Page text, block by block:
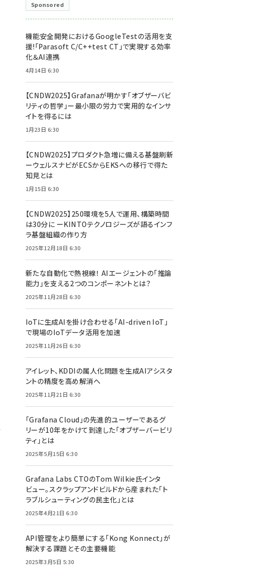
Sponsored
機能安全開発におけるGoogleTestの活用を支
援!「Parasoft C/C++test CT」で実現する効率
化＆AI連携
4月14日 6:30
【CNDW2025】Grafanaが明かす「オブザーバビ
リティの哲学」ー最小限の労力で実用的なインサ
イトを得るには
1月23日 6:30
【CNDW2025】プロダクト急増に備える基盤刷新
ーウェルスナビがECSからEKSへの移行で得た
知見とは
1月15日 6:30
【CNDW2025】250環境を5人で運用、構築時間
は30分に ーKINTOテクノロジーズが語るインフ
ラ基盤組織の作り方
2025年12月18日 6:30
新たな自動化で熱視線！ AIエージェントの「推論
能力」を支える2つのコンポーネントとは？
2025年11月28日 6:30
IoTに生成AIを掛け合わせる「AI-driven IoT」
で現場のIoTデータ活用を加速
2025年11月26日 6:30
アイレット、KDDIの属人化問題を生成AIアシスタ
ントの精度を高め解消へ
2025年11月21日 6:30
「Grafana Cloud」の先進的ユーザーであるグ
リーが10年をかけて到達した「オブザーバービリ
ティ」とは
2025年5月15日 6:30
Grafana Labs CTOのTom Wilkie氏インタ
ビュー。スクラップアンドビルドから産まれた「ト
ラブルシューティングの民主化」とは
2025年4月21日 6:30
API管理をより簡単にする「Kong Konnect」が
解決する課題とその主要機能
2025年3月5日 5:30